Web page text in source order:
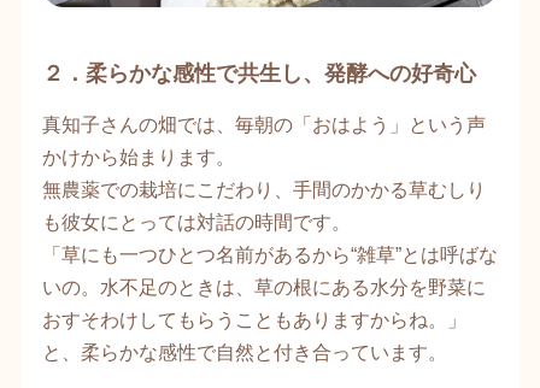
２．柔らかな感性で共生し、発酵への好奇心
真知子さんの畑では、毎朝の「おはよう」という声
かけから始まります。
無農薬での栽培にこだわり、手間のかかる草むしり
も彼女にとっては対話の時間です。
「草にも一つひとつ名前があるから“雑草”とは呼ばな
いの。水不足のときは、草の根にある水分を野菜に
おすそわけしてもらうこともありますからね。」
と、柔らかな感性で自然と付き合っています。